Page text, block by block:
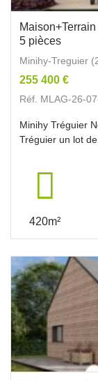
Maison+Terrain
5 pièces
Minihy-Treguier
255 400 €
Réf. MLAG-26-
Minihy Tréguier
Tréguier un lot de
420m²